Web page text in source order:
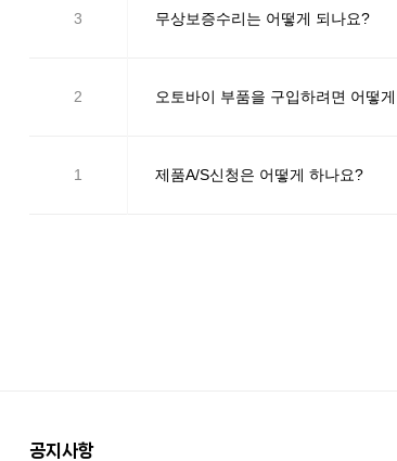
3 무상보증수리는 어떻게 되나요?
2 오토바이 부품을 구입하려면 어떻
1 제품A/S신청은 어떻게 하나요?
공지사항